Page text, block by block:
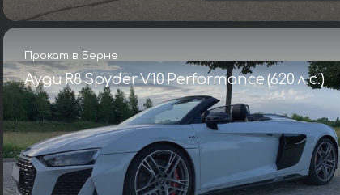
Прокат в Берне
Ауди R8 Spyder V10 Performance (620 л.с.)